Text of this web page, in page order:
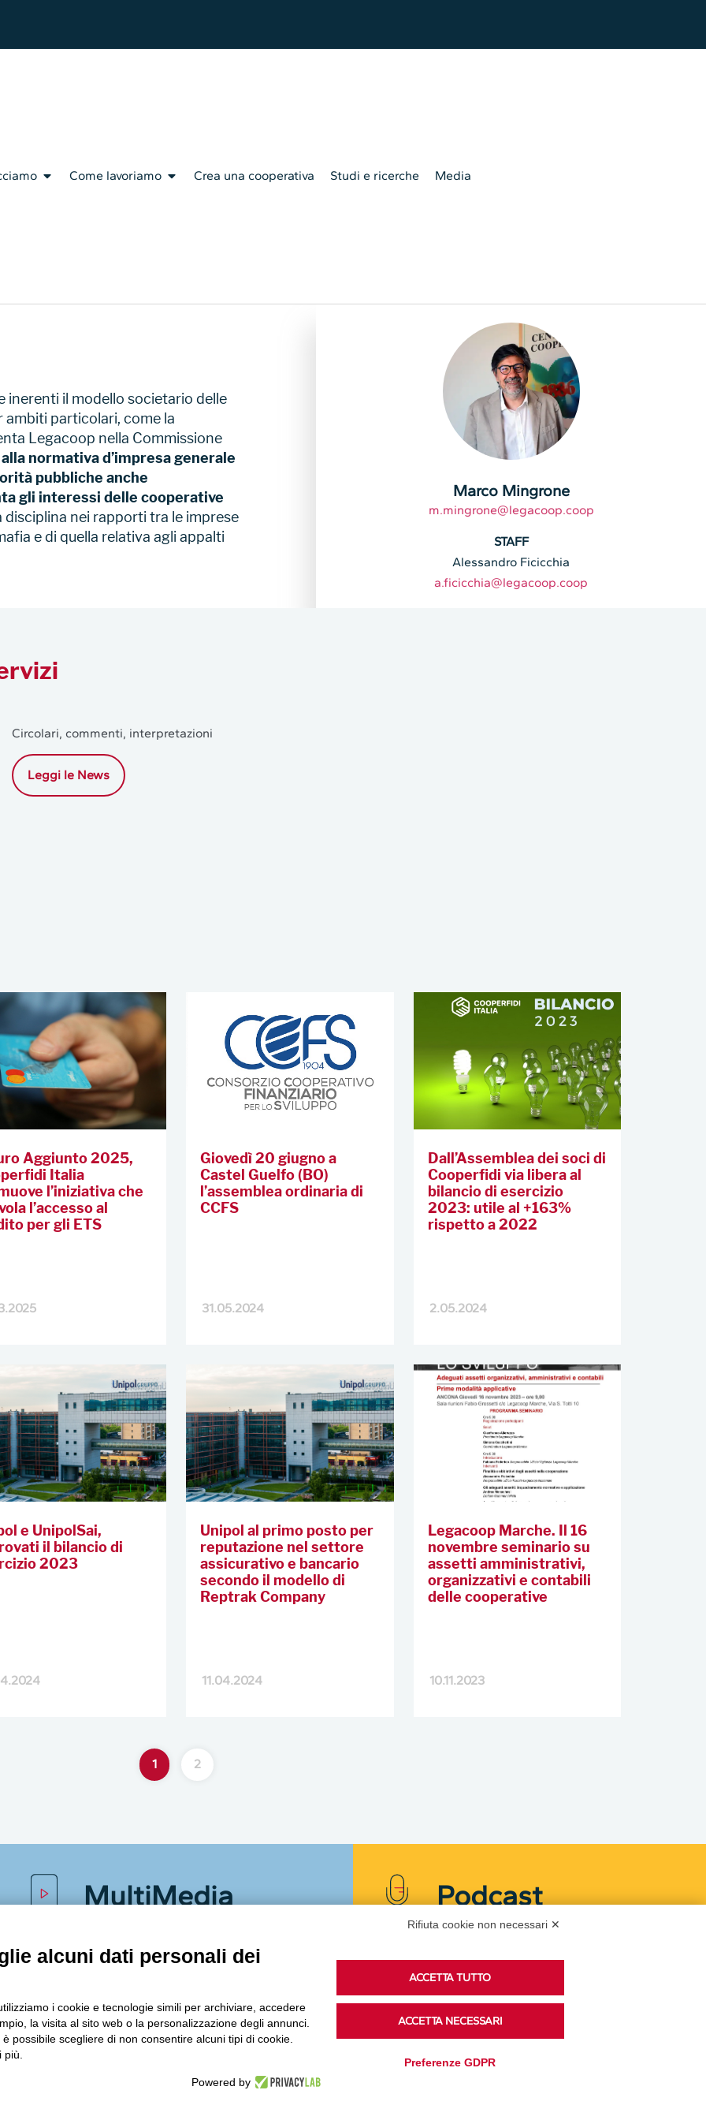
Come lavoriamo Crea una cooperativa Studi e ricerche Media
inerenti il modello societario delle
ambiti particolari, come la
Legacoop nella Commissione
normativa d’impresa generale
pubbliche anche
gli interessi delle cooperative
disciplina nei rapporti tra le imprese
e di quella relativa agli appalti
Marco Mingrone
m.mingrone@legacoop.coop
STAFF
Alessandro Ficicchia
a.ficicchia@legacoop.coop
Circolari, commenti, interpretazioni
Leggi le News
Aggiunto 2025,
Italia
l’iniziativa che
l’accesso al
per gli ETS
Giovedì 20 giugno a
Castel Guelfo (BO)
l’assemblea ordinaria di
CCFS
31.05.2024
Dall’Assemblea dei soci di
Cooperfidi via libera al
bilancio di esercizio
2023: utile al +163%
rispetto a 2022
2.05.2024
e UnipolSai,
il bilancio di
2023
Unipol al primo posto per
reputazione nel settore
assicurativo e bancario
secondo il modello di
Reptrak Company
11.04.2024
Legacoop Marche. Il 16
novembre seminario su
assetti amministrativi,
organizzativi e contabili
delle cooperative
10.11.2023
1 2
MultiMedia Podcast
Ascolta i podcast di approfondimento di Legacoop
su Spreaker.
Accedi alla sezione
Rifiuta cookie non necessari ✕
alcuni dati personali dei
i cookie e tecnologie simili per archiviare, accedere
la visita al sito web o la personalizzazione degli annunci.
possibile scegliere di non consentire alcuni tipi di cookie.
Powered by
ACCETTA TUTTO
ACCETTA NECESSARI
Preferenze GDPR